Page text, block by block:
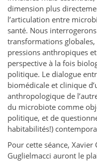
dimension plus
l’articulation entre
santé. Nous
transformations
pressions anthropiques
perspective à la fois
politique. Le dialogue
biomédicale et clinique
anthropologique de
du microbiote comme
politique, et de
habitabilités!)
Pour cette séance,
Guglielmacci auront le